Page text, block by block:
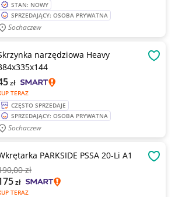
STAN: NOWY
SPRZEDAJĄCY: OSOBA PRYWATNA
Sochaczew
narzędziowa Heavy
TERAZ
zł
CZĘSTO SPRZEDAJE
SPRZEDAJĄCY: OSOBA PRYWATNA
Sochaczew
PARKSIDE PSSA 20-Li A1
,00 zł
TERAZ
zł